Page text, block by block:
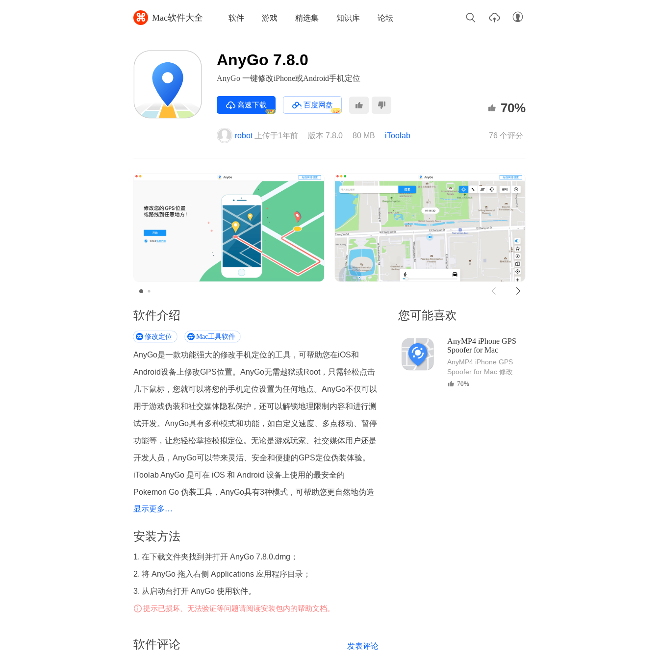
⌘ Mac软件大全 软件 游戏 精选集 知识库 论坛
AnyGo 7.8.0
AnyGo 一键修改iPhone或Android手机定位
高速下载
VIP
百度网盘
VIP 70%
robot 上传于1年前 版本 7.8.0 80 MB iToolab 76 个评分
软件介绍
修改定位 Mac工具软件
AnyGo是一款功能强大的修改手机定位的工具，可帮助您在iOS和
Android设备上修改GPS位置。AnyGo无需越狱或Root，只需轻松点击
几下鼠标，您就可以将您的手机定位设置为任何地点。AnyGo不仅可以
用于游戏伪装和社交媒体隐私保护，还可以解锁地理限制内容和进行测
试开发。AnyGo具有多种模式和功能，如自定义速度、多点移动、暂停
功能等，让您轻松掌控模拟定位。无论是游戏玩家、社交媒体用户还是
开发人员，AnyGo可以带来灵活、安全和便捷的GPS定位伪装体验。
iToolab AnyGo 是可在 iOS 和 Android 设备上使用的最安全的
Pokemon Go 伪装工具，AnyGo具有3种模式，可帮助您更自然地伪造
手机定位位置。您可以在家中轻松玩转和获取最稀有的 Pokemon，而
同时修改多个iPhone手机定位
连接多台iOS设备到你的计算机上，iToolab AnyGo可以同时伪造
iPhone/iPad GPS虚拟定位。
使用虚拟摇杆模拟GPS移动
iToolab AnyGo提供了多种虚拟摇杆控制方式，放开你的手机，在电脑
好的游戏体验。
显示更多…
安装方法
1. 在下载文件夹找到并打开 AnyGo 7.8.0.dmg；
2. 将 AnyGo 拖入右侧 Applications 应用程序目录；
3. 从启动台打开 AnyGo 使用软件。
提示已损坏、无法验证等问题请阅读安装包内的帮助文档。
您可能喜欢
AnyMP4 iPhone GPS
Spoofer for Mac
AnyMP4 iPhone GPS
Spoofer for Mac 修改
iPhone手机定位
70%
软件评论 发表评论